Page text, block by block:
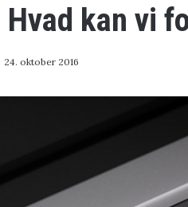
kan vi
24. oktober 2016